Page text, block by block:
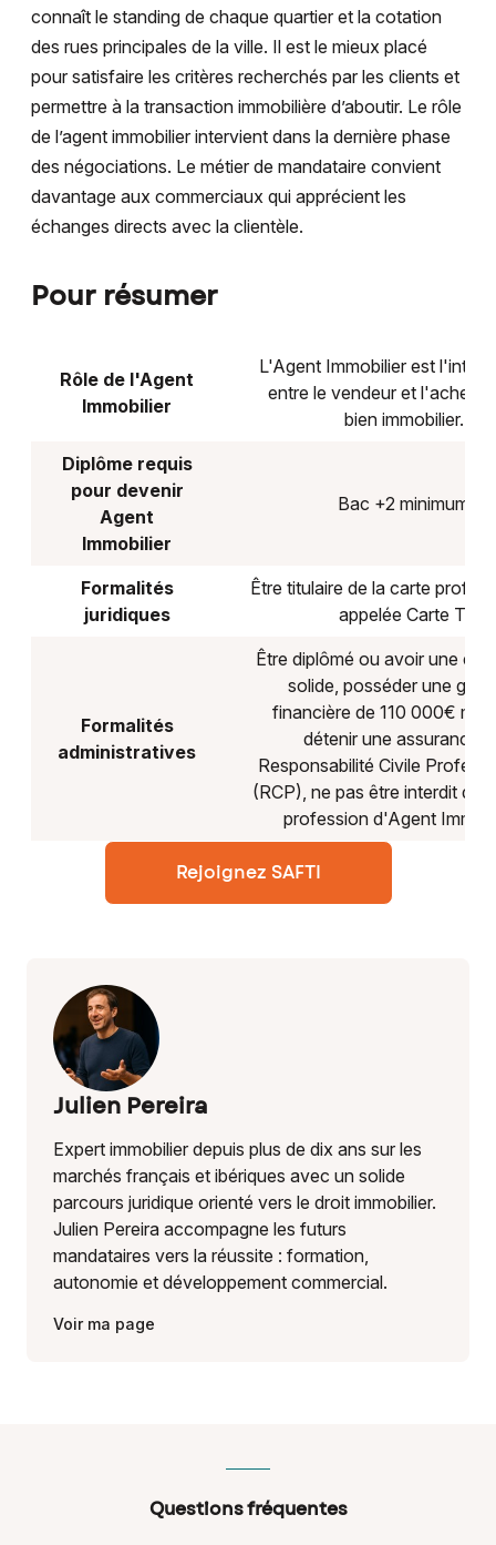
connaît le standing de chaque quartier et la cotation
des rues principales de la ville. Il est le mieux placé
pour satisfaire les critères recherchés par les clients et
permettre à la transaction immobilière d’aboutir. Le rôle
de l’agent immobilier intervient dans la dernière phase
des négociations. Le métier de mandataire convient
davantage aux commerciaux qui apprécient les
échanges directs avec la clientèle.
Pour résumer
Rôle de l'Agent
Immobilier
L'Agent Immobilier est
entre le vendeur et
bien immobilier.
Diplôme requis
pour devenir
Agent
Immobilier
Bac +2 minimum
Formalités
juridiques
Être titulaire de la carte
appelée Carte T.
Formalités
administratives
Être diplômé ou avoir une
solide, posséder une
financière de 110 000€
détenir une assurance
Responsabilité Civile
(RCP), ne pas être interdit
profession d'Agent
Rejoignez SAFTI
Julien Pereira
Expert immobilier depuis plus de dix ans sur les
marchés français et ibériques avec un solide
parcours juridique orienté vers le droit immobilier.
Julien Pereira accompagne les futurs
mandataires vers la réussite : formation,
autonomie et développement commercial.
Voir ma page
Questions fréquentes